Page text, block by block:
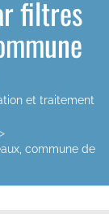
filtres
et traitement
commune de